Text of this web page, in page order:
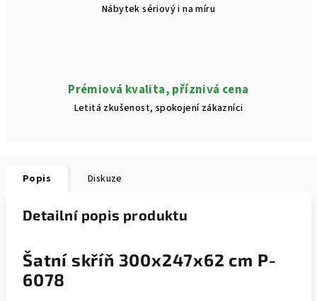
Nábytek sériový i na míru
Prémiová kvalita, příznivá cena
Letitá zkušenost, spokojení zákazníci
Popis Diskuze
Detailní popis produktu
Šatní skříň 300x247x62 cm P-
6078